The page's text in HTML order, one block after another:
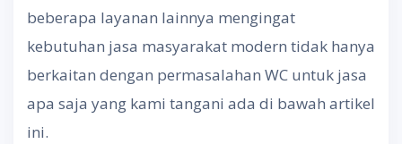
beberapa layanan lainnya mengingat
kebutuhan jasa masyarakat modern tidak hanya
berkaitan dengan permasalahan WC untuk jasa
apa saja yang kami tangani ada di bawah artikel
ini.